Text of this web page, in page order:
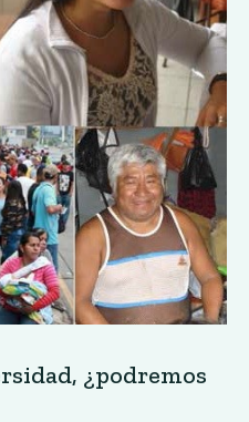
¿podremos